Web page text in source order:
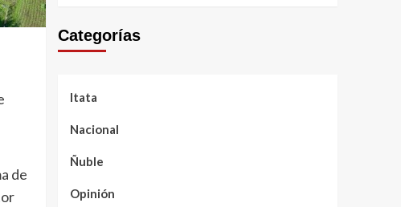
de
Categorías
Itata
Nacional
Ñuble
Opinión